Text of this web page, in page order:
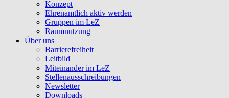
Konzept
Ehrenamtlich aktiv werden
Gruppen im LeZ
Raumnutzung
Über uns
Barrierefreiheit
Leitbild
Miteinander im LeZ
Stellenausschreibungen
Newsletter
Downloads